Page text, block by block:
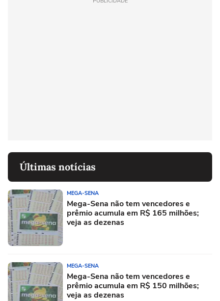
Últimas notícias
MEGA-SENA
Mega-Sena não tem vencedores e
prêmio acumula em R$ 165 milhões;
veja as dezenas
MEGA-SENA
Mega-Sena não tem vencedores e
prêmio acumula em R$ 150 milhões;
veja as dezenas